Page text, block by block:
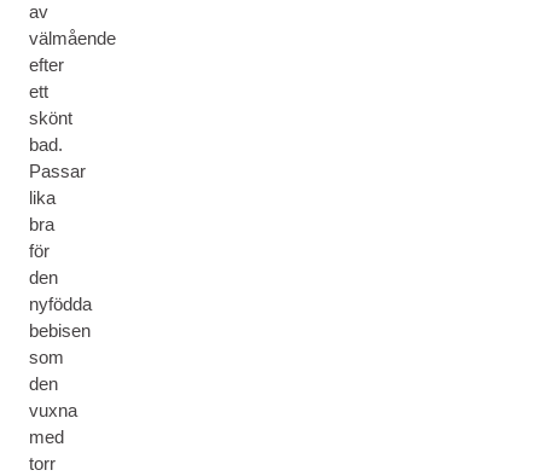
av
välmående
efter
ett
skönt
bad.
Passar
lika
bra
för
den
nyfödda
bebisen
som
den
vuxna
med
torr